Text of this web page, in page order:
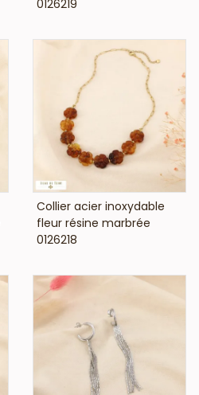
0126219
VOIR LE PRIX
Collier acier inoxydable
fleur résine marbrée
0126218